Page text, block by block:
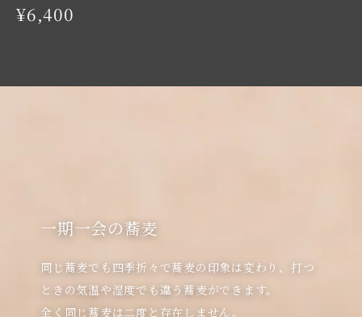
¥6,400
一期一会の蕎麦
同じ蕎麦でも四季折々で蕎麦の印象は変わり、打つ
ときの気温や湿度でも違う蕎麦ができます。
全く同じ蕎麦は二度と存在しません。